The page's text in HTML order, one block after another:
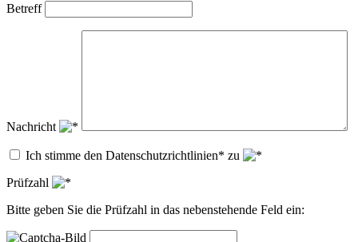
Betreff
Nachricht
Ich stimme den Datenschutzrichtlinien* zu
Prüfzahl
Bitte geben Sie die Prüfzahl in das nebenstehende Feld ein: